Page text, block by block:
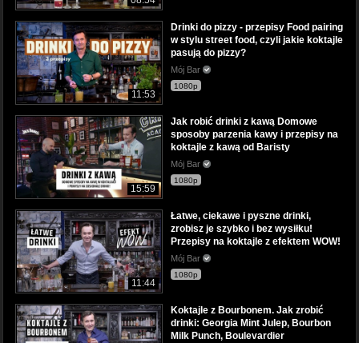
11:53
Drinki do pizzy - przepisy Food pairing
w stylu street food, czyli jakie koktajle
pasują do pizzy?
Mój Bar
1080p
15:59
Jak robić drinki z kawą Domowe
sposoby parzenia kawy i przepisy na
koktajle z kawą od Baristy
Mój Bar
1080p
11:44
Łatwe, ciekawe i pyszne drinki,
zrobisz je szybko i bez wysiłku!
Przepisy na koktajle z efektem WOW!
Mój Bar
1080p
Koktajle z Bourbonem. Jak zrobić
drinki: Georgia Mint Julep, Bourbon
Milk Punch, Boulevardier